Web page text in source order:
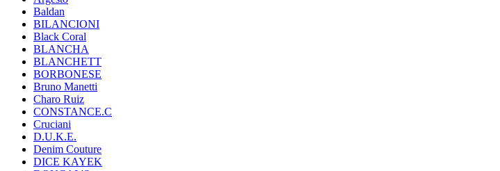
Baldan
BILANCIONI
Black Coral
BLANCHA
BLANCHETT
BORBONESE
Bruno Manetti
Charo Ruiz
CONSTANCE.C
Cruciani
D.U.K.E.
Denim Couture
DICE KAYEK